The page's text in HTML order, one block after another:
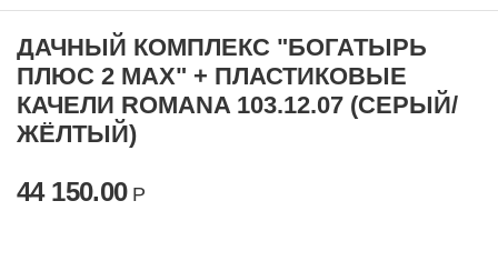
ДАЧНЫЙ КОМПЛЕКС "БОГАТЫРЬ
ПЛЮС 2 MAX" + ПЛАСТИКОВЫЕ
КАЧЕЛИ ROMANA 103.12.07 (СЕРЫЙ/
ЖЁЛТЫЙ)
44 150.00 Р